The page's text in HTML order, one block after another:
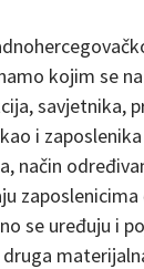
kojim se
savjetnika,
i
način
se uređuju i